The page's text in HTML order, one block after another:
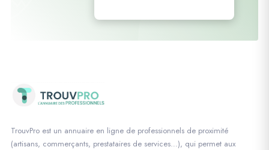
TrouvPro est un annuaire en ligne de professionnels de proximité
(artisans, commerçants, prestataires de services…), qui permet aux